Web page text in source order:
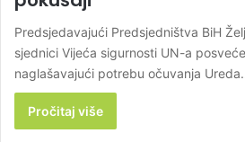
Predsjedavajući Predsjedništva BiH
sjednici Vijeća sigurnosti UN-a
naglašavajući potrebu očuvanja
Pročitaj više